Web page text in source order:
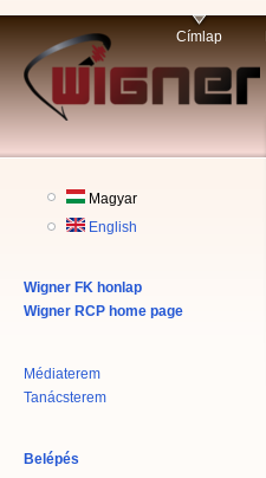
Címlap
Magyar
English
Wigner FK honlap
Wigner RCP home page
Médiaterem
Tanácsterem
Belépés